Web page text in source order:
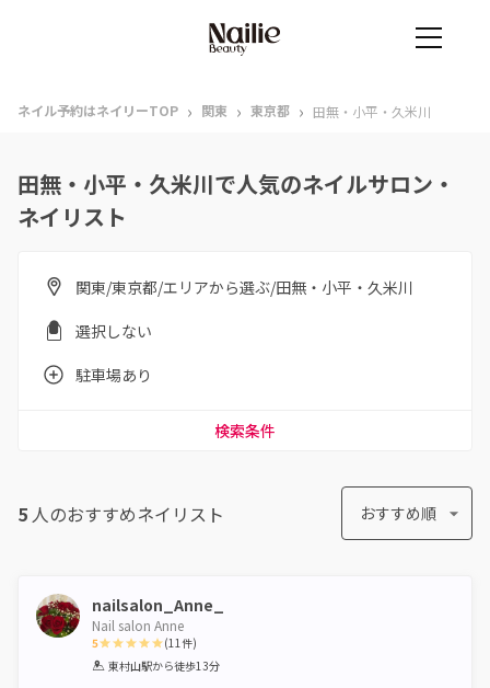
ネイル予約はネイリーTOP › 関東 › 東京都 › 田無・小平・久米川
田無・小平・久米川で人気のネイルサロン・
ネイリスト
関東/東京都/エリアから選ぶ/田無・小平・久米川
選択しない
駐車場あり
検索条件
5 人のおすすめネイリスト おすすめ順
nailsalon_Anne_
Nail salon Anne
5
1 2 3 4 5
(11件)
東村山駅から徒歩13分